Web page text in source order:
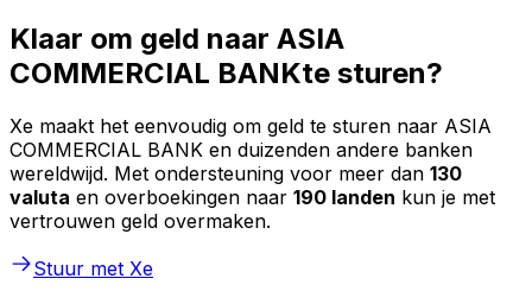
Klaar om geld naar ASIA
COMMERCIAL BANKte sturen?
Xe maakt het eenvoudig om geld te sturen naar ASIA
COMMERCIAL BANK en duizenden andere banken
wereldwijd. Met ondersteuning voor meer dan 130
valuta en overboekingen naar 190 landen kun je met
vertrouwen geld overmaken.
Stuur met Xe